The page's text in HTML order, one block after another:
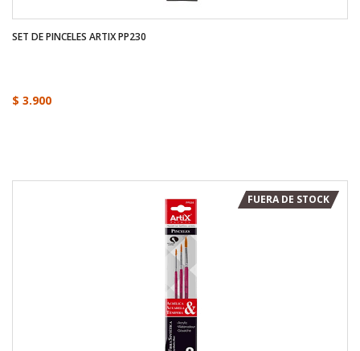
SET DE PINCELES ARTIX PP230
$ 3.900
FUERA DE STOCK